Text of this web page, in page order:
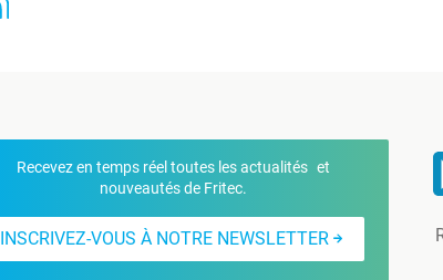
Recevez en temps réel toutes les actualités et
nouveautés de Fritec.
INSCRIVEZ-VOUS À NOTRE NEWSLETTER